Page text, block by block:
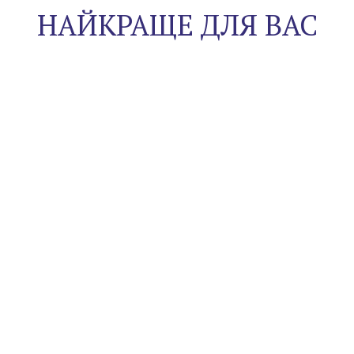
НАЙКРАЩЕ ДЛЯ ВАС